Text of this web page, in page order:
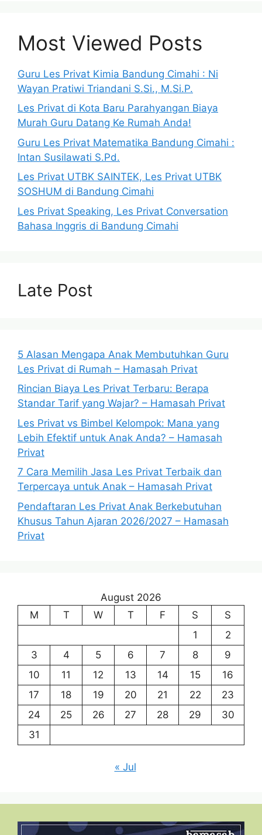
Most Viewed Posts
Guru Les Privat Kimia Bandung Cimahi : Ni
Wayan Pratiwi Triandani S.Si., M.Si.P.
Les Privat di Kota Baru Parahyangan Biaya
Murah Guru Datang Ke Rumah Anda!
Guru Les Privat Matematika Bandung Cimahi :
Intan Susilawati S.Pd.
Les Privat UTBK SAINTEK, Les Privat UTBK
SOSHUM di Bandung Cimahi
Les Privat Speaking, Les Privat Conversation
Bahasa Inggris di Bandung Cimahi
Late Post
5 Alasan Mengapa Anak Membutuhkan Guru
Les Privat di Rumah – Hamasah Privat
Rincian Biaya Les Privat Terbaru: Berapa
Standar Tarif yang Wajar? – Hamasah Privat
Les Privat vs Bimbel Kelompok: Mana yang
Lebih Efektif untuk Anak Anda? – Hamasah
Privat
7 Cara Memilih Jasa Les Privat Terbaik dan
Terpercaya untuk Anak – Hamasah Privat
Pendaftaran Les Privat Anak Berkebutuhan
Khusus Tahun Ajaran 2026/2027 – Hamasah
Privat
August 2026
M
T W T F S
S
1
2
3
4 5 6 7 8
9
10
11 12 13 14 15
16
17
18 19 20 21 22
23
24
25 26 27 28 29
30
31
« Jul